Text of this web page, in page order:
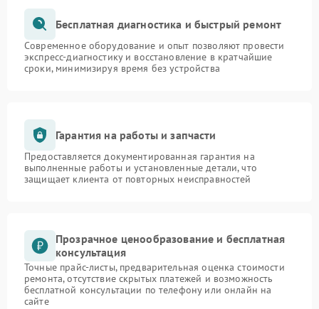
Бесплатная диагностика и быстрый ремонт
Современное оборудование и опыт позволяют провести
экспресс-диагностику и восстановление в кратчайшие
сроки, минимизируя время без устройства
Гарантия на работы и запчасти
Предоставляется документированная гарантия на
выполненные работы и установленные детали, что
защищает клиента от повторных неисправностей
Прозрачное ценообразование и бесплатная
консультация
Точные прайс-листы, предварительная оценка стоимости
ремонта, отсутствие скрытых платежей и возможность
бесплатной консультации по телефону или онлайн на
сайте